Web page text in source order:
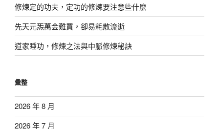
修煉定的功夫，定功的修煉要注意些什麼
先天元炁萬金難買，卻易耗散流逝
道家睡功，修煉之法與中脈修煉秘訣
彙整
2026 年 8 月
2026 年 7 月